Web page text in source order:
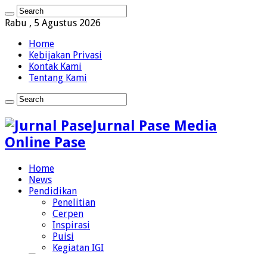
Rabu , 5 Agustus 2026
Home
Kebijakan Privasi
Kontak Kami
Tentang Kami
Jurnal Pase Media
Online Pase
Home
News
Pendidikan
Penelitian
Cerpen
Inspirasi
Puisi
Kegiatan IGI